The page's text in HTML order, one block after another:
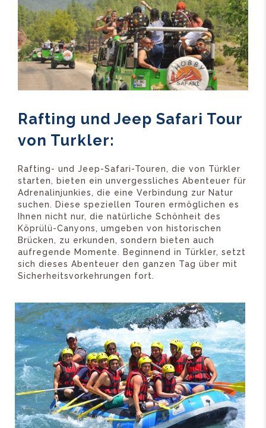
Rafting und Jeep Safari Tour
von Turkler:
Rafting- und Jeep-Safari-Touren, die von Türkler
starten, bieten ein unvergessliches Abenteuer für
Adrenalinjunkies, die eine Verbindung zur Natur
suchen. Diese speziellen Touren ermöglichen es
Ihnen nicht nur, die natürliche Schönheit des
Köprülü-Canyons, umgeben von historischen
Brücken, zu erkunden, sondern bieten auch
aufregende Momente. Beginnend in Türkler, setzt
sich dieses Abenteuer den ganzen Tag über mit
Sicherheitsvorkehrungen fort.